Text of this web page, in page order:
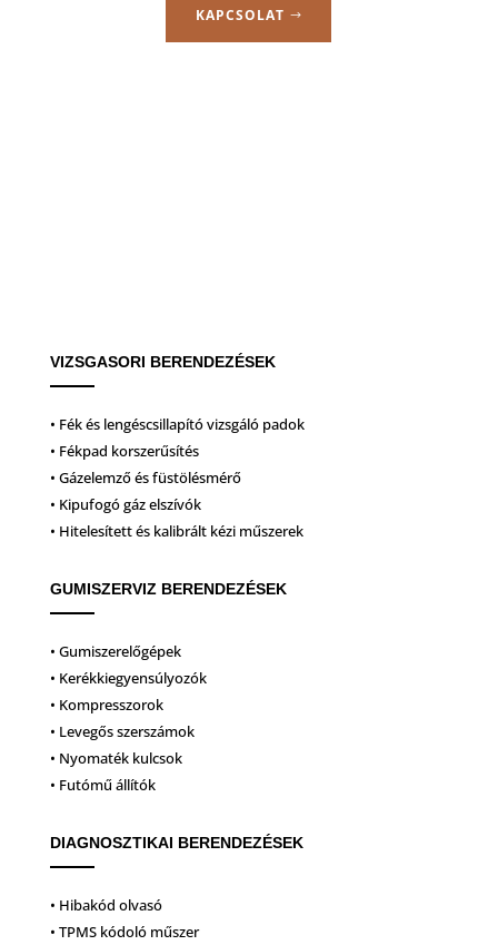
KAPCSOLAT
VIZSGASORI BERENDEZÉSEK
• Fék és lengéscsillapító vizsgáló padok
• Fékpad korszerűsítés
• Gázelemző és füstölésmérő
• Kipufogó gáz elszívók
• Hitelesített és kalibrált kézi műszerek
GUMISZERVIZ BERENDEZÉSEK
• Gumiszerelőgépek
• Kerékkiegyensúlyozók
• Kompresszorok
• Levegős szerszámok
• Nyomaték kulcsok
• Futómű állítók
DIAGNOSZTIKAI BERENDEZÉSEK
• Hibakód olvasó
• TPMS kódoló műszer